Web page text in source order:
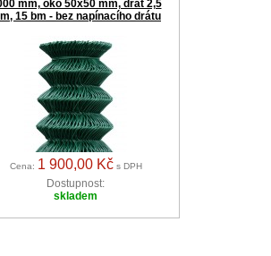
mm, oko 50x50 mm, drát 2,5
15 bm - bez napínacího drátu
Cena: 1 900,00 Kčs DPH
Dostupnost:
skladem